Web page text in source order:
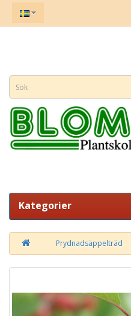
Kategorier
Prydnadsäppelträd